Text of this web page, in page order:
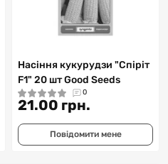
Насіння кукурудзи "Спіріт
F1" 20 шт Good Seeds
0
21.00 грн.
Повідомити мене